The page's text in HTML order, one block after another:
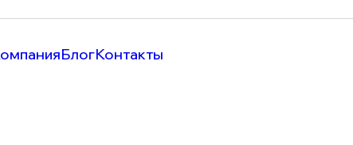
БлогКонтакты